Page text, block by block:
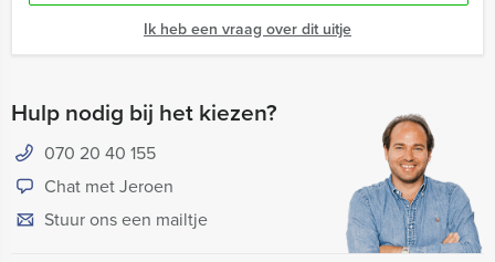
Ik heb een vraag over dit uitje
Hulp nodig bij het kiezen?
070 20 40 155
Chat met Jeroen
Stuur ons een mailtje